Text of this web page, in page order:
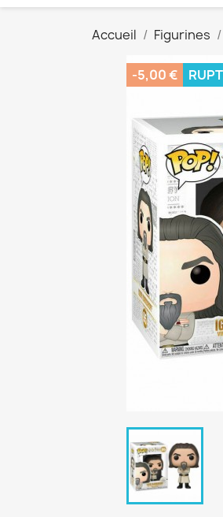
Accueil Figurines
-5,00 €